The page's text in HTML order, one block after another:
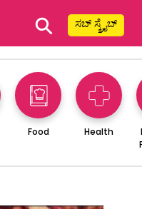
⚲ ಸಬ್ ಸ್ಕ್ರೈಬ್
Food Health